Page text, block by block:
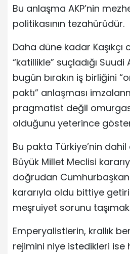
Bu anlaşma AKP’nin
politikasının tezahürüdür.
Daha düne kadar
“katillikle” suçladığı
bugün bırakın iş birliğini
paktı” anlaşması
pragmatist değil
olduğunu yeterince
Bu pakta Türkiye’nin dahil
Büyük Millet Meclisi
doğrudan Cumhurbaşkanı
kararıyla oldu bittiye
meşruiyet sorunu
Emperyalistlerin, krallık
rejimini niye istedikleri ise